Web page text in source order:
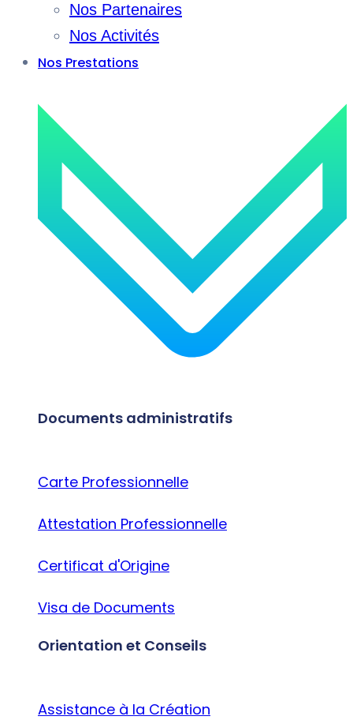
Nos Partenaires
Nos Activités
Nos Prestations
Documents administratifs
Carte Professionnelle
Attestation Professionnelle
Certificat d'Origine
Visa de Documents
Orientation et Conseils
Assistance à la Création